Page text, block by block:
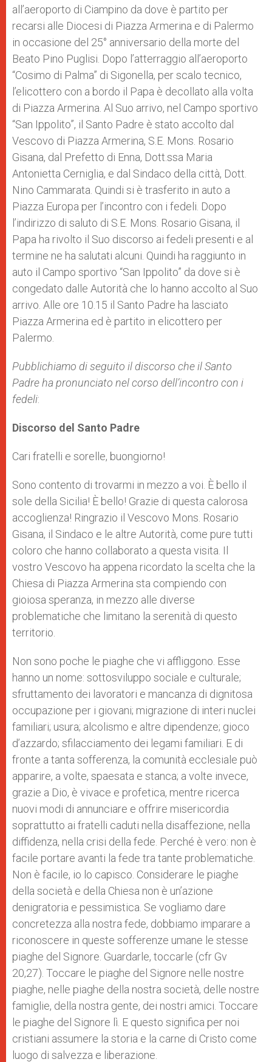
all’aeroporto di Ciampino da dove è partito per
recarsi alle Diocesi di Piazza Armerina e di Palermo
in occasione del 25° anniversario della morte del
Beato Pino Puglisi. Dopo l’atterraggio all’aeroporto
“Cosimo di Palma” di Sigonella, per scalo tecnico,
l’elicottero con a bordo il Papa è decollato alla volta
di Piazza Armerina. Al Suo arrivo, nel Campo sportivo
“San Ippolito”, il Santo Padre è stato accolto dal
Vescovo di Piazza Armerina, S.E. Mons. Rosario
Gisana, dal Prefetto di Enna, Dott.ssa Maria
Antonietta Cerniglia, e dal Sindaco della città, Dott.
Nino Cammarata. Quindi si è trasferito in auto a
Piazza Europa per l’incontro con i fedeli. Dopo
l’indirizzo di saluto di S.E. Mons. Rosario Gisana, il
Papa ha rivolto il Suo discorso ai fedeli presenti e al
termine ne ha salutati alcuni. Quindi ha raggiunto in
auto il Campo sportivo “San Ippolito” da dove si è
congedato dalle Autorità che lo hanno accolto al Suo
arrivo. Alle ore 10.15 il Santo Padre ha lasciato
Piazza Armerina ed è partito in elicottero per
Palermo.
Pubblichiamo di seguito il discorso che il Santo
Padre ha pronunciato nel corso dell’incontro con i
fedeli:
Discorso del Santo Padre
Cari fratelli e sorelle, buongiorno!
Sono contento di trovarmi in mezzo a voi. È bello il
sole della Sicilia! È bello! Grazie di questa calorosa
accoglienza! Ringrazio il Vescovo Mons. Rosario
Gisana, il Sindaco e le altre Autorità, come pure tutti
coloro che hanno collaborato a questa visita. Il
vostro Vescovo ha appena ricordato la scelta che la
Chiesa di Piazza Armerina sta compiendo con
gioiosa speranza, in mezzo alle diverse
problematiche che limitano la serenità di questo
territorio.
Non sono poche le piaghe che vi affliggono. Esse
hanno un nome: sottosviluppo sociale e culturale;
sfruttamento dei lavoratori e mancanza di dignitosa
occupazione per i giovani; migrazione di interi nuclei
familiari; usura; alcolismo e altre dipendenze; gioco
d’azzardo; sfilacciamento dei legami familiari. E di
fronte a tanta sofferenza, la comunità ecclesiale può
apparire, a volte, spaesata e stanca; a volte invece,
grazie a Dio, è vivace e profetica, mentre ricerca
nuovi modi di annunciare e offrire misericordia
soprattutto ai fratelli caduti nella disaffezione, nella
diffidenza, nella crisi della fede. Perché è vero: non è
facile portare avanti la fede tra tante problematiche.
Non è facile, io lo capisco. Considerare le piaghe
della società e della Chiesa non è un’azione
denigratoria e pessimistica. Se vogliamo dare
concretezza alla nostra fede, dobbiamo imparare a
riconoscere in queste sofferenze umane le stesse
piaghe del Signore. Guardarle, toccarle (cfr Gv
20,27). Toccare le piaghe del Signore nelle nostre
piaghe, nelle piaghe della nostra società, delle nostre
famiglie, della nostra gente, dei nostri amici. Toccare
le piaghe del Signore lì. E questo significa per noi
cristiani assumere la storia e la carne di Cristo come
luogo di salvezza e liberazione.